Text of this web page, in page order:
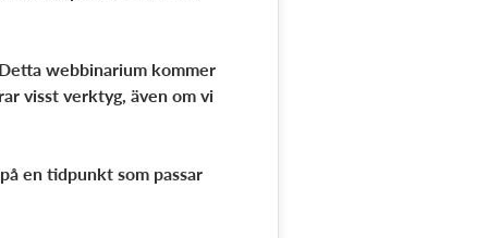
webbinarium kommer
visst verktyg, även om vi
en tidpunkt som passar